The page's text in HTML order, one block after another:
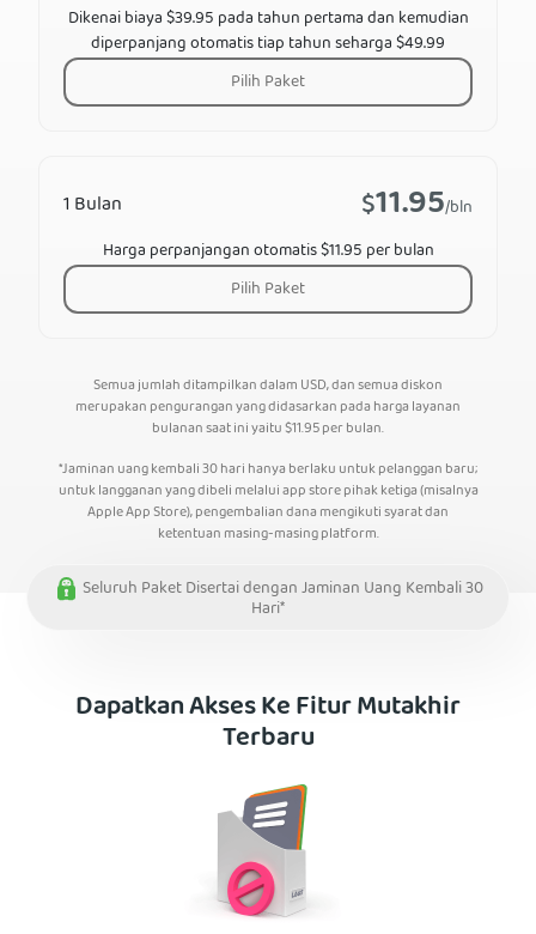
1 Bulan $11.95/bln
Harga perpanjangan otomatis $11.95 per bulan
Pilih Paket
Dikenai biaya $39.95 pada tahun pertama dan kemudian
diperpanjang otomatis tiap tahun seharga $49.99
Pilih Paket
Semua jumlah ditampilkan dalam USD, dan semua diskon
merupakan pengurangan yang didasarkan pada harga layanan
bulanan saat ini yaitu$11.95per bulan.
*Jaminan uang kembali 30 hari hanya berlaku untuk pelanggan baru;
untuk langganan yang dibeli melalui app store pihak ketiga (misalnya
Apple App Store), pengembalian dana mengikuti syarat dan
ketentuan masing-masing platform.
Seluruh Paket Disertai dengan Jaminan Uang Kembali 30
Hari*
Dapatkan Akses Ke Fitur Mutakhir
Terbaru